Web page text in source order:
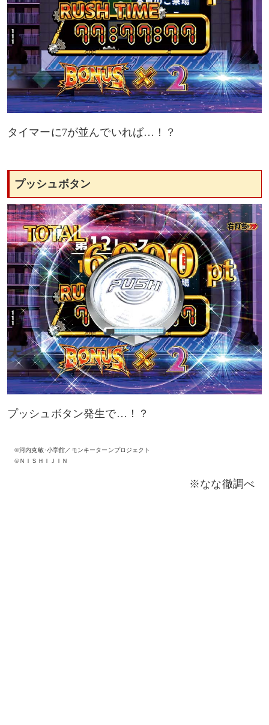
タイマーに7が並んでいれば…！？
プッシュボタン
プッシュボタン発生で…！？
©河内克敏･小学館／モンキーターンプロジェクト
©ＮＩＳＨＩＪＩＮ
※なな徹調べ